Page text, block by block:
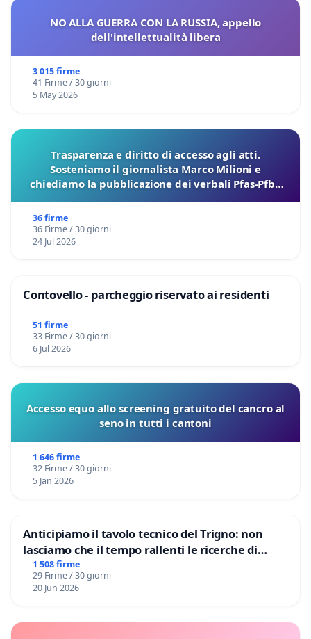
NO ALLA GUERRA CON LA RUSSIA, appello
dell'intellettualità libera
3 015 firme
41 Firme / 30 giorni
5 May 2026
Trasparenza e diritto di accesso agli atti.
Sosteniamo il giornalista Marco Milioni e
chiediamo la pubblicazione dei verbali Pfas-Pfba
36 firme
36 Firme / 30 giorni
24 Jul 2026
Contovello - parcheggio riservato ai residenti
51 firme
33 Firme / 30 giorni
6 Jul 2026
Accesso equo allo screening gratuito del cancro al
seno in tutti i cantoni
1 646 firme
32 Firme / 30 giorni
5 Jan 2026
Anticipiamo il tavolo tecnico del Trigno: non
lasciamo che il tempo rallenti le ricerche di
Domenico Racanati
1 508 firme
29 Firme / 30 giorni
20 Jun 2026